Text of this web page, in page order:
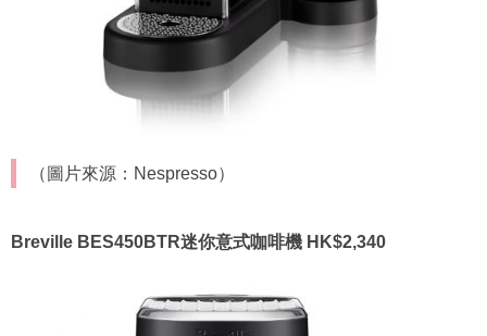
（圖片來源：Nespresso）
Breville BES450BTR迷你意式咖啡機 HK$2,340